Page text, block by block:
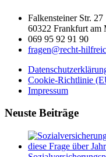
Falkensteiner Str. 27
60322 Frankfurt am
069 95 92 91 90
fragen@recht-
Cookie-Richtlinie
Impressum
Neuste Beiträge